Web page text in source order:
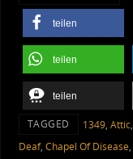
teilen
teilen
teilen
TAGGED 1349, Attic,
Deaf, Chapel Of Disease,